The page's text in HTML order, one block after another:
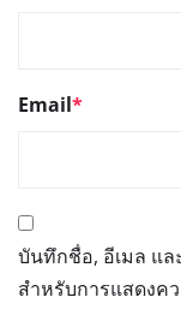
Email*
บันทึกชื่อ, อีเมล แล
สำหรับการแสดงค